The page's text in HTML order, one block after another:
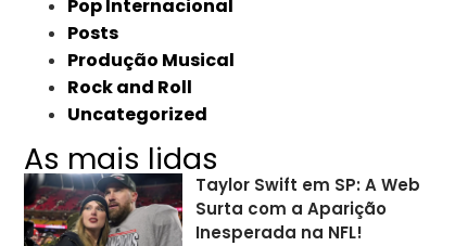
Pop Internacional
Posts
Produção Musical
Rock and Roll
Uncategorized
As mais lidas
Taylor Swift em SP: A Web
Surta com a Aparição
Inesperada na NFL!